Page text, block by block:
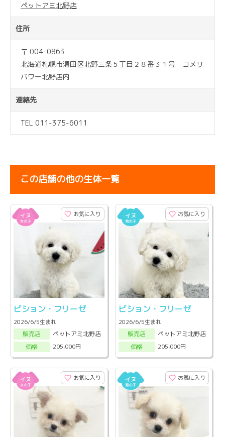
ペットアミ北野店
住所
〒 004-0863
北海道札幌市清田区北野三条５丁目２８番３１号 コメリ
パワー北野店内
連絡先
TEL 011-375-6011
この店舗の他の生体一覧
お気に入り
ビション・フリーゼ
2026/6/5生まれ
販売店
ペットアミ北野店
価格
205,000円
お気に入り
ビション・フリーゼ
2026/6/5生まれ
販売店
ペットアミ北野店
価格
205,000円
お気に入り お気に入り